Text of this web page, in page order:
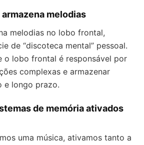
melodias
melodias no lobo frontal,
de “discoteca mental” pessoal.
o lobo frontal é responsável por
complexas e armazenar
e longo prazo.
de memória ativados
uma música, ativamos tanto a